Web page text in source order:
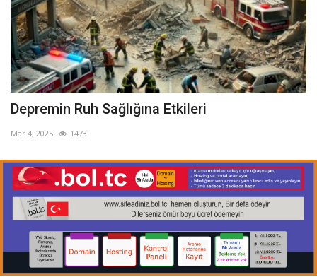
Depremin Ruh Sağlığına Etkileri
Mar 4, 2025 1473